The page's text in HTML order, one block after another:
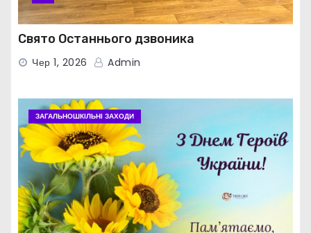
Свято Останнього дзвоника
Чер 1, 2026 Admin
ЗАГАЛЬНОШКІЛЬНІ ЗАХОДИ